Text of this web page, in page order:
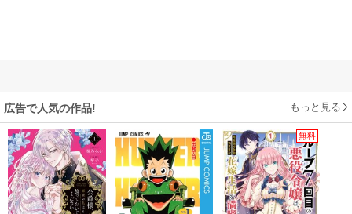
広告で人気の作品! もっと見る
無料